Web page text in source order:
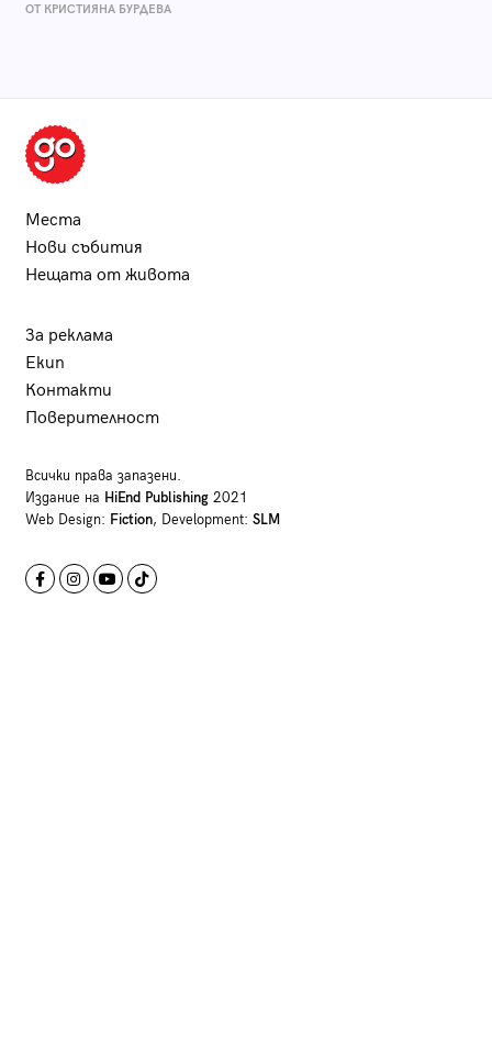
ОТ КРИСТИЯНА БУРДЕВА
Места
Нови събития
Нещата от живота
За реклама
Екип
Контакти
Поверителност
Всички права запазени.
Издание на HiEnd Publishing2021
Web Design: Fiction, Development: SLM